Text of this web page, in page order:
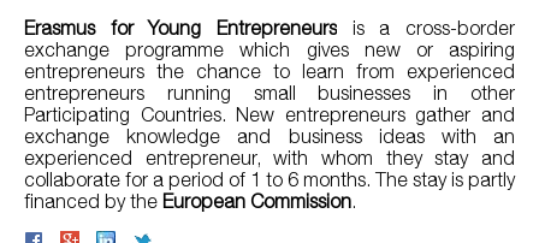
Erasmus for Young Entrepreneurs is a cross-border
exchange programme which gives new or aspiring
entrepreneurs the chance to learn from experienced
entrepreneurs running small businesses in other
Participating Countries. New entrepreneurs gather and
exchange knowledge and business ideas with an
experienced entrepreneur, with whom they stay and
collaborate for a period of 1 to 6 months. The stay is partly
financed by the European Commission.